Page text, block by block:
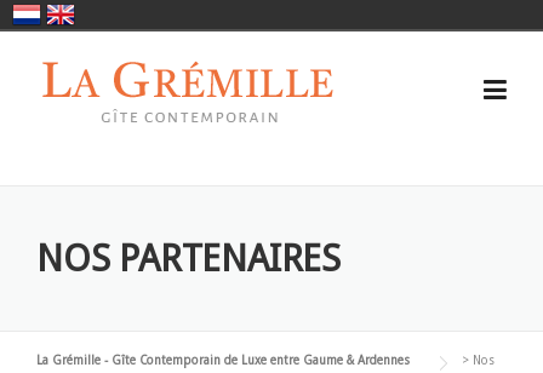
content
NOS PARTENAIRES
La Grémille - Gîte Contemporain de Luxe entre Gaume & Ardennes > Nos